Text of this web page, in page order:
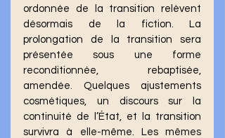
ordonnée de la transition relèvent
désormais de la fiction. La
prolongation de la transition sera
présentée sous une forme
reconditionnée, rebaptisée,
amendée. Quelques ajustements
cosmétiques, un discours sur la
continuité de l’État, et la transition
survivra à elle-même. Les mêmes